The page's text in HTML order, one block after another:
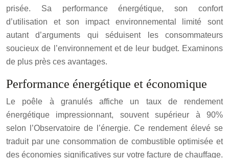
prisée. Sa performance énergétique, son confort
d’utilisation et son impact environnemental limité sont
autant d’arguments qui séduisent les consommateurs
soucieux de l’environnement et de leur budget. Examinons
de plus près ces avantages.
Performance énergétique et économique
Le poêle à granulés affiche un taux de rendement
énergétique impressionnant, souvent supérieur à 90%
selon l’Observatoire de l’énergie. Ce rendement élevé se
traduit par une consommation de combustible optimisée et
des économies significatives sur votre facture de chauffage.